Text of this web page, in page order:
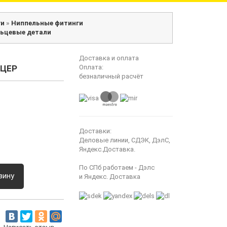
» Ниппельные фитинги
детали
Доставка и оплата
Оплата:
безналичный расчёт
Доставки:
Деловые линии, СДЭК, ДэлС,
Яндекс.Доставка.
По СПб работаем - Дэлс
и Яндекс. Доставка